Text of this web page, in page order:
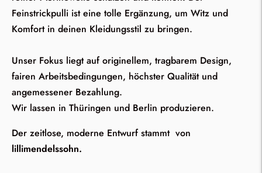
Feinstrickpulli ist eine tolle Ergänzung, um Witz und
Komfort in deinen Kleidungsstil zu bringen.
Unser Fokus liegt auf originellem, tragbarem Design,
fairen Arbeitsbedingungen, höchster Qualität und
angemessener Bezahlung.
Wir lassen in Thüringen und Berlin produzieren.
Der zeitlose, moderne Entwurf stammt von
lillimendelssohn.